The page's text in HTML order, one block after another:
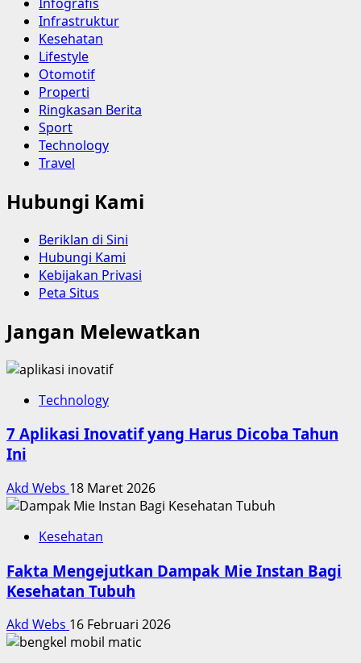
Infrastruktur
Kesehatan
Lifestyle
Otomotif
Properti
Ringkasan Berita
Sport
Technology
Travel
Hubungi Kami
Beriklan di Sini
Hubungi Kami
Kebijakan Privasi
Peta Situs
Jangan Melewatkan
Technology
7 Aplikasi Inovatif yang Harus Dicoba Tahun
Ini
Akd Webs 18 Maret 2026
Kesehatan
Fakta Mengejutkan Dampak Mie Instan Bagi
Kesehatan Tubuh
Akd Webs 16 Februari 2026